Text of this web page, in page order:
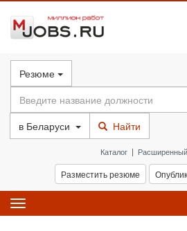
Резюме
в Беларуси Найти
Каталог |
Разместить резюме
Toggle
navigation